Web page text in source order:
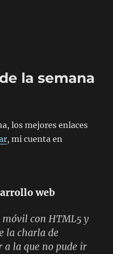
la semana
los mejores enlaces
, mi cuenta en
web
con HTML5 y
la charla de
a la que no pude ir